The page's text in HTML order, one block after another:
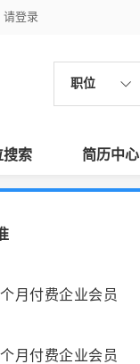
请登录
职位
搜索 简历中心
月付费企业会员
月付费企业会员